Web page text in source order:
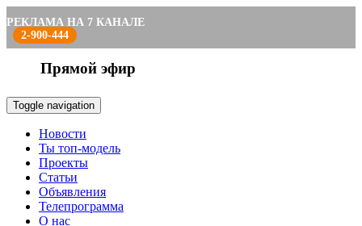
РЕКЛАМА НА 7 КАНАЛЕ
2-900-444
Прямой эфир
Toggle navigation
Новости
Ты топ-модель
Проекты
Статьи
Объявления
Телепрограмма
О нас